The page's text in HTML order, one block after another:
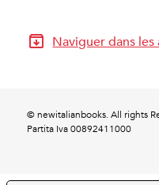
Naviguer dans
© newitalianbooks. All rights
Partita Iva 00892411000